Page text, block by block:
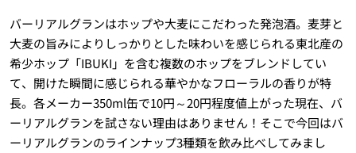
バーリアルグランはホップや大麦にこだわった発泡酒。麦芽と
大麦の旨みによりしっかりとした味わいを感じられる東北産の
希少ホップ「IBUKI」を含む複数のホップをブレンドしてい
て、開けた瞬間に感じられる華やかなフローラルの香りが特
長。各メーカー350ml缶で10円～20円程度値上がった現在、バ
ーリアルグランを試さない理由はありません！そこで今回はバ
ーリアルグランのラインナップ3種類を飲み比べしてみまし